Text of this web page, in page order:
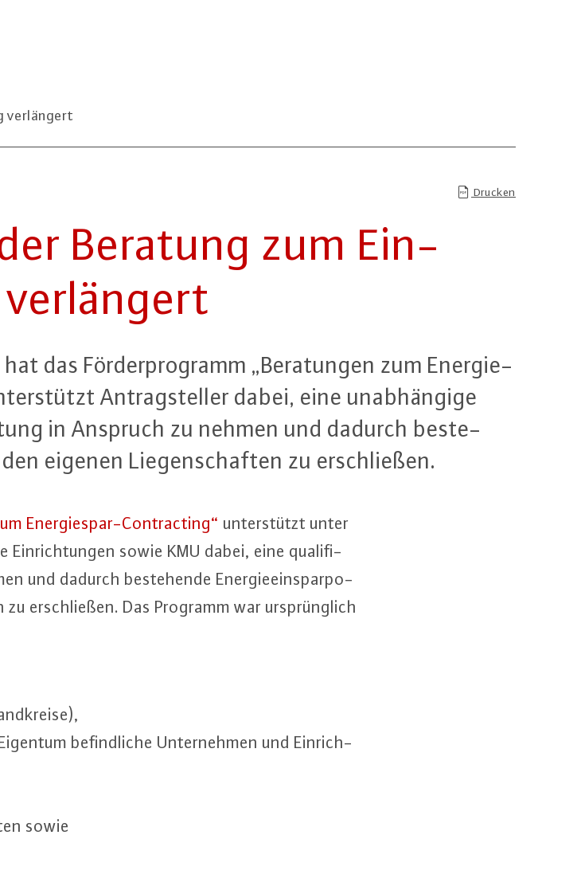
verlängert
Drucken
Beratung zum Ein­
das För­der­pro­gramm „Be­ra­tun­gen zum En­er­gie­
An­trag­stel­ler dabei, eine un­ab­hän­gi­ge
in Anspruch zu nehmen und dadurch be­ste­
eigenen Lie­gen­schaf­ten zu er­schlie­ßen.
En­er­gie­spar-Contrac­ting“ un­ter­stützt unter
Ein­rich­tun­gen sowie KMU dabei, eine qua­li­fi­
und dadurch be­ste­hen­de En­er­gie­ein­spar­po­
er­schlie­ßen. Das Programm war ur­sprüng­lich
be­find­li­che Un­ter­neh­men und Ein­rich­
sowie